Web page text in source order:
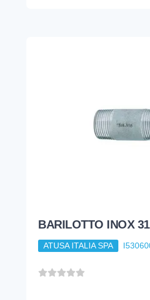
BARILOTTO INOX
ATUSA ITALIA SPA